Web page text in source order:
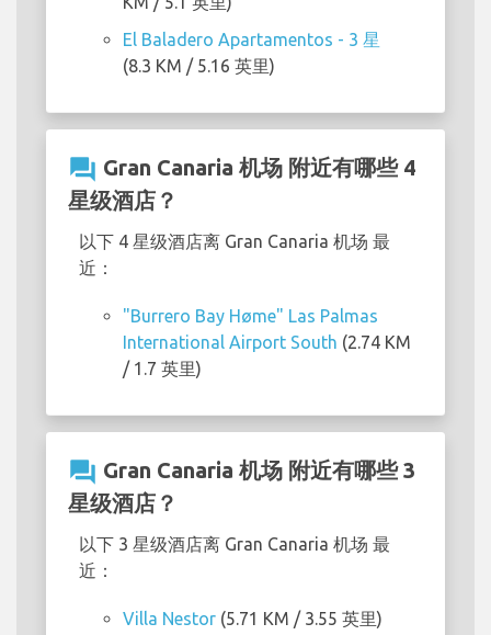
El Baladero Apartamentos - 3 星
(8.3 KM / 5.16 英里)
question_answer Gran Canaria 机场 附近有哪些 4
星级酒店？
以下 4 星级酒店离 Gran Canaria 机场 最
近：
"Burrero Bay Høme" Las Palmas
International Airport South (2.74 KM
/ 1.7 英里)
question_answer Gran Canaria 机场 附近有哪些 3
星级酒店？
以下 3 星级酒店离 Gran Canaria 机场 最
近：
Villa Nestor (5.71 KM / 3.55 英里)